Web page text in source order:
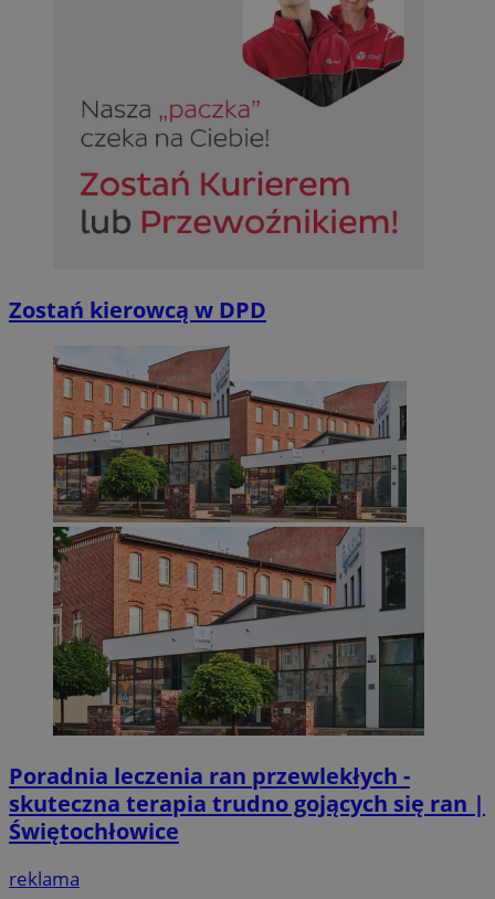
Zostań kierowcą w DPD
Poradnia leczenia ran przewlekłych -
skuteczna terapia trudno gojących się ran |
Świętochłowice
reklama